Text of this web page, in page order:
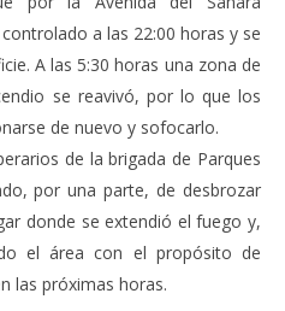
a las 22:00 horas y se
A las 5:30 horas una zona de
se reavivó, por lo que los
de nuevo y sofocarlo.
de la brigada de Parques
por una parte, de desbrozar
donde se extendió el fuego y,
el área con el propósito de
las próximas horas.